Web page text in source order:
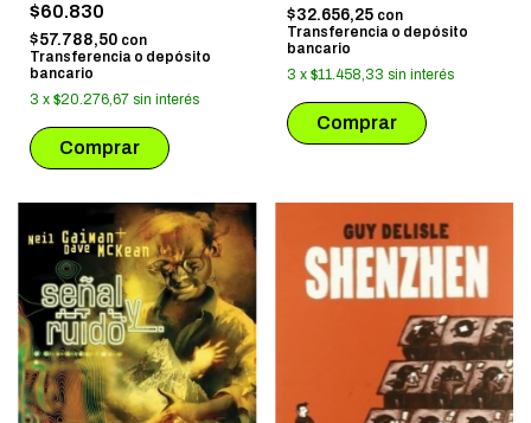
$60.830
$57.788,50 con
Transferencia o depósito
bancario
3 x $20.276,67 sin interés
$32.656,25 con
Transferencia o depósito
bancario
3 x $11.458,33 sin interés